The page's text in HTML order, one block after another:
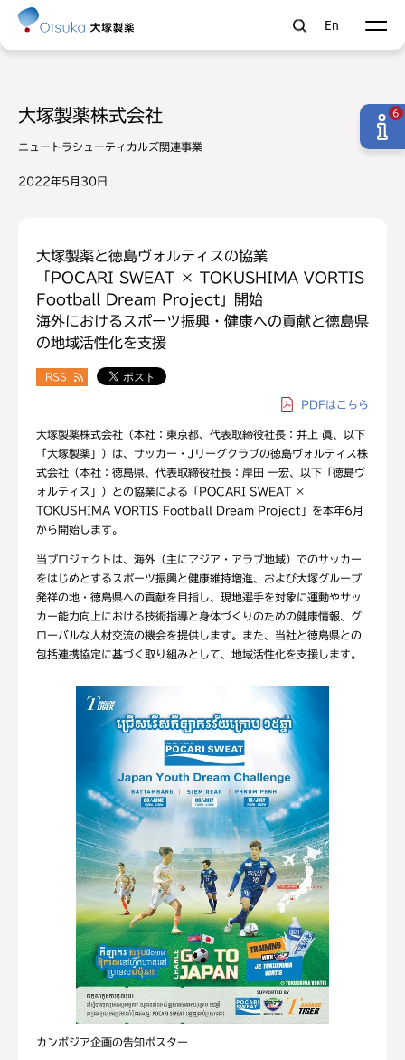
En
大塚製薬株式会社
ニュートラシューティカルズ関連事業
2022年5月30日
大塚製薬と徳島ヴォルティスの協業
「POCARI SWEAT × TOKUSHIMA VORTIS
Football Dream Project」開始
海外におけるスポーツ振興・健康への貢献と徳島県
の地域活性化を支援
RSS
PDFはこちら
大塚製薬株式会社（本社：東京都、代表取締役社長：井上 眞、以下
「大塚製薬」）は、サッカー・Jリーグクラブの徳島ヴォルティス株
式会社（本社：徳島県、代表取締役社長：岸田 一宏、以下「徳島ヴ
ォルティス」）との協業による「POCARI SWEAT ×
TOKUSHIMA VORTIS Football Dream Project」を本年6月
から開始します。
当プロジェクトは、海外（主にアジア・アラブ地域）でのサッカー
をはじめとするスポーツ振興と健康維持増進、および大塚グループ
発祥の地・徳島県への貢献を目指し、現地選手を対象に運動やサッ
カー能力向上における技術指導と身体づくりのための健康情報、グ
ローバルな人材交流の機会を提供します。また、当社と徳島県との
包括連携協定に基づく取り組みとして、地域活性化を支援します。
カンボジア企画の告知ポスター
6